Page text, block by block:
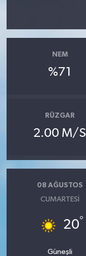
NEM
%71
RÜZGAR
2.00 M/S
08 AĞUSTOS
CUMARTESI
20°
Güneşli